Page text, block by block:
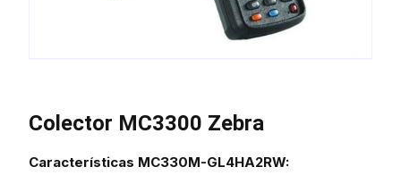
Colector MC3300 Zebra
Características MC330M-GL4HA2RW: